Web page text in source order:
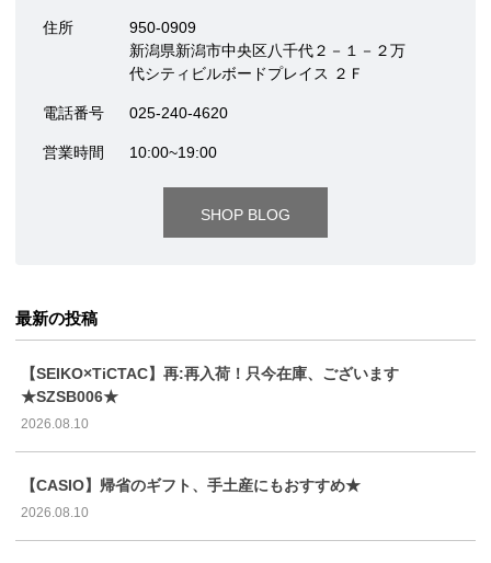
住所
950-0909
新潟県新潟市中央区八千代２－１－２万
代シティビルボードプレイス ２Ｆ
電話番号 025-240-4620
営業時間 10:00~19:00
SHOP BLOG
最新の投稿
【SEIKO×TiCTAC】再:再入荷！只今在庫、ございます
★SZSB006★
2026.08.10
【CASIO】帰省のギフト、手土産にもおすすめ★
2026.08.10